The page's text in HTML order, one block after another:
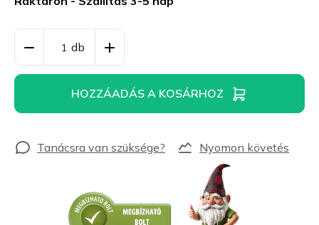
HOZZÁADÁS A KOSÁRHOZ
Nyomon követés